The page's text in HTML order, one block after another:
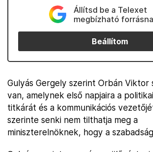
Állítsd be a Telexet
megbízható
Beállítom
Gulyás Gergely szerint Orbán Viktor
van, amelynek első napjaira a
titkárát és a kommunikációs
szerinte senki nem tilthatja meg a
miniszterelnöknek, hogy a